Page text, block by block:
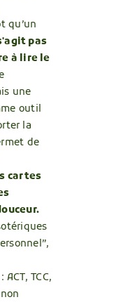
qu’un
pas
à lire le
une
outil
la
de
cartes
TCC,